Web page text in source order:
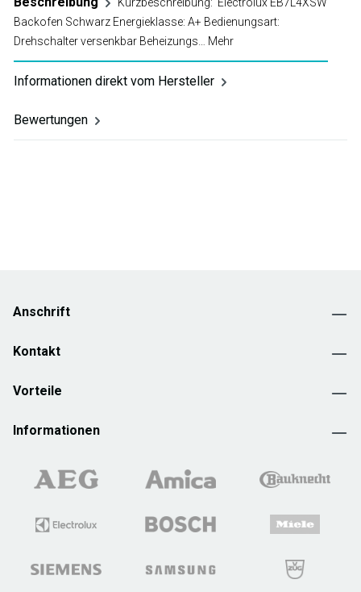
Kurzbeschreibung: Electrolux EB7L4XSW
Backofen Schwarz Energieklasse: A+ Bedienungsart:
Drehschalter versenkbar Beheizungs… Mehr
Informationen direkt vom Hersteller
Bewertungen
Anschrift
Kontakt
Vorteile
Informationen